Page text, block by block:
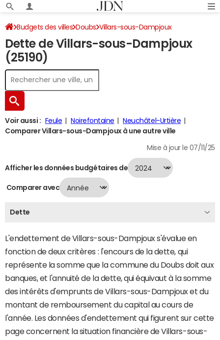
Budgets des villes Doubs Villars-sous-Dampjoux
Dette au 31/12/2024
Dette de Villars-sous-Dampjoux
(25190)
Voir aussi : Feule Noirefontaine
Neuchâtel-Urtière
Comparer Villars-sous-Dampjoux à une autre ville
Mise à jour le 07/11/25
Afficher les données budgétaires de
Comparer avec
Dette
L'endettement de Villars-sous-Dampjoux s'évalue en
fonction de deux critères : l'encours de la dette, qui
représente la somme que la commune du Doubs doit aux
banques, et l'annuité de la dette, qui équivaut à la somme
des intérêts d'emprunts de Villars-sous-Dampjoux et du
montant de remboursement du capital au cours de
l'année. Les données d'endettement qui figurent sur cette
page concernent la situation financière de Villars-sous-